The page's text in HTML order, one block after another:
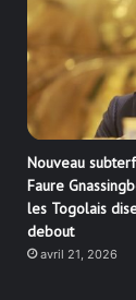
Nouveau
Faure
les Togolais
debout
avril 21, 2026